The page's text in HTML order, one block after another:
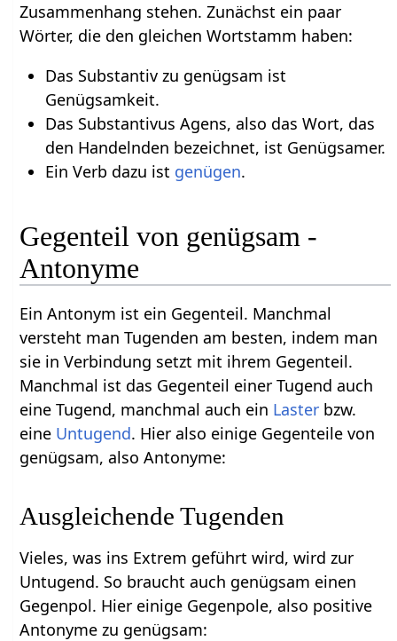
Zusammenhang stehen. Zunächst ein paar
Wörter, die den gleichen Wortstamm haben:
Das Substantiv zu genügsam ist
Genügsamkeit.
Das Substantivus Agens, also das Wort, das
den Handelnden bezeichnet, ist Genügsamer.
Ein Verb dazu ist genügen.
Gegenteil von genügsam -
Antonyme
Ein Antonym ist ein Gegenteil. Manchmal
versteht man Tugenden am besten, indem man
sie in Verbindung setzt mit ihrem Gegenteil.
Manchmal ist das Gegenteil einer Tugend auch
eine Tugend, manchmal auch ein Laster bzw.
eine Untugend. Hier also einige Gegenteile von
genügsam, also Antonyme:
Ausgleichende Tugenden
Vieles, was ins Extrem geführt wird, wird zur
Untugend. So braucht auch genügsam einen
Gegenpol. Hier einige Gegenpole, also positive
Antonyme zu genügsam: